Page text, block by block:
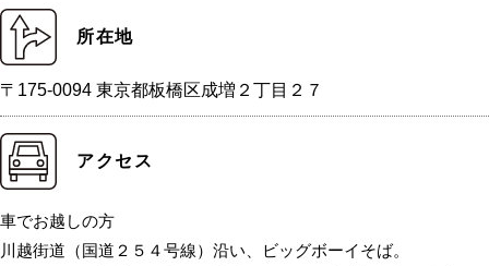
所在地
〒175-0094 東京都板橋区成増２丁目２７
アクセス
車でお越しの方
川越街道（国道２５４号線）沿い、ビッグボーイそば。